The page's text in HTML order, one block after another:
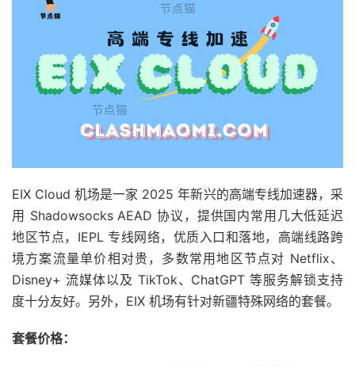
EIX Cloud 机场是一家 2025 年新兴的高端专线加速器，采
用 Shadowsocks AEAD 协议，提供国内常用几大低延迟
地区节点，IEPL 专线网络，优质入口和落地，高端线路跨
境方案流量单价相对贵，多数常用地区节点对 Netflix、
Disney+ 流媒体以及 TikTok、ChatGPT 等服务解锁支持
度十分友好。另外，EIX 机场有针对新疆特殊网络的套餐。
套餐价格：